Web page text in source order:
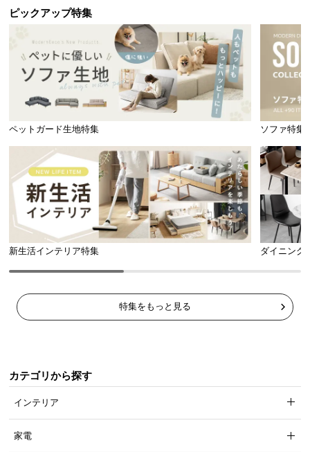
ピックアップ特集
ペットガード生地特集 ソファ特集
新生活インテリア特集 ダイニング
特集をもっと見る
カテゴリから探す
インテリア
家電